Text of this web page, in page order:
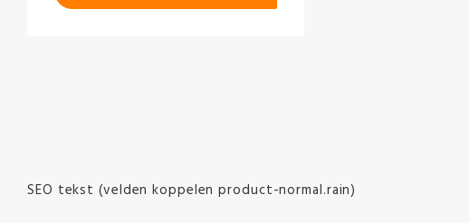
SEO tekst (velden koppelen product-normal.rain)